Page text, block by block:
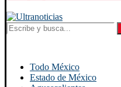
Todo México
Estado de México